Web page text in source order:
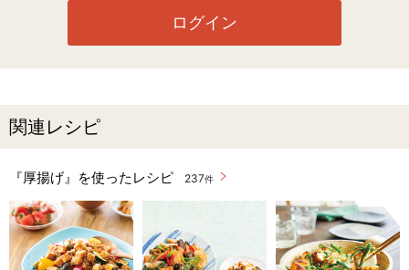
ログイン
関連レシピ
『厚揚げ』を使ったレシピ 237件